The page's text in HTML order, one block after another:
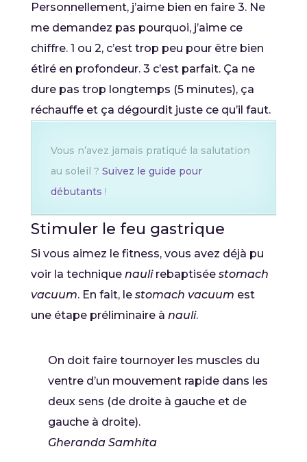
Personnellement, j’aime bien en faire 3. Ne
me demandez pas pourquoi, j’aime ce
chiffre. 1 ou 2, c’est trop peu pour être bien
étiré en profondeur. 3 c’est parfait. Ça ne
dure pas trop longtemps (5 minutes), ça
réchauffe et ça dégourdit juste ce qu’il faut.
Vous n’avez jamais pratiqué la salutation
au soleil ? Suivez le guide pour
débutants!
Stimuler le feu gastrique
Si vous aimez le fitness, vous avez déjà pu
voir la technique naulirebaptisée stomach
vacuum. En fait, le stomach vacuum est
une étape préliminaire à nauli.
On doit faire tournoyer les muscles du
ventre d’un mouvement rapide dans les
deux sens (de droite à gauche et de
gauche à droite).
Gheranda Samhita